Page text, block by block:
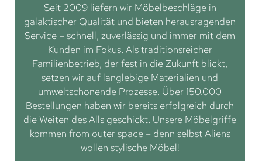
Seit 2009 liefern wir Möbelbeschläge in
galaktischer Qualität und bieten herausragenden
Service – schnell, zuverlässig und immer mit dem
Kunden im Fokus. Als traditionsreicher
Familienbetrieb, der fest in die Zukunft blickt,
setzen wir auf langlebige Materialien und
umweltschonende Prozesse. Über 150.000
Bestellungen haben wir bereits erfolgreich durch
die Weiten des Alls geschickt. Unsere Möbelgriffe
kommen from outer space – denn selbst Aliens
wollen stylische Möbel!